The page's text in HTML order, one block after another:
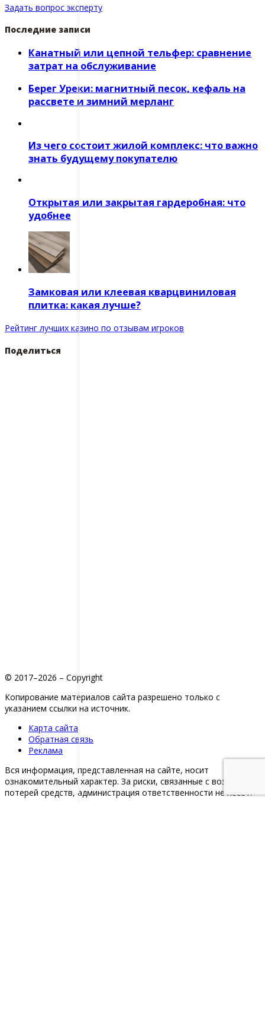
Задать вопрос эксперту
Последние записи
Канатный или цепной тельфер: сравнение
затрат на обслуживание
Берег Уреки: магнитный песок, кефаль на
рассвете и зимний мерланг
Из чего состоит жилой комплекс: что важно
знать будущему покупателю
Открытая или закрытая гардеробная: что
удобнее
Замковая или клеевая кварцвиниловая
плитка: какая лучше?
Рейтинг лучших казино по отзывам игроков
Поделиться
© 2017–2026 – Copyright
Копирование материалов сайта разрешено только с
указанием ссылки на источник.
Карта сайта
Обратная связь
Реклама
Вся информация, представленная на сайте, носит
ознакомительный характер. За риски, связанные с возможной
потерей средств, администрация ответственности не несет.